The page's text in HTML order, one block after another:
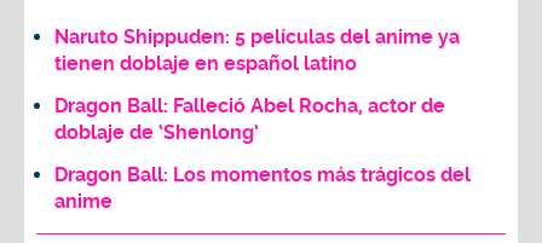
Naruto Shippuden: 5 películas del anime ya
tienen doblaje en español latino
Dragon Ball: Falleció Abel Rocha, actor de
doblaje de ‘Shenlong’
Dragon Ball: Los momentos más trágicos del
anime